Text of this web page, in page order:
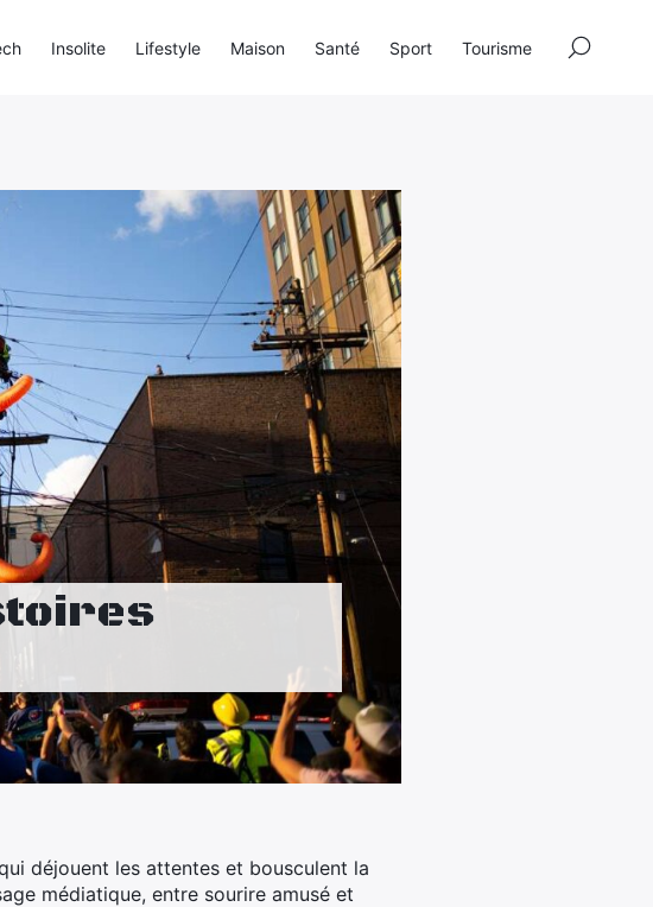
déjouent les attentes et bousculent la
médiatique, entre sourire amusé et
Insolite Lifestyle Maison Santé Sport Tourisme